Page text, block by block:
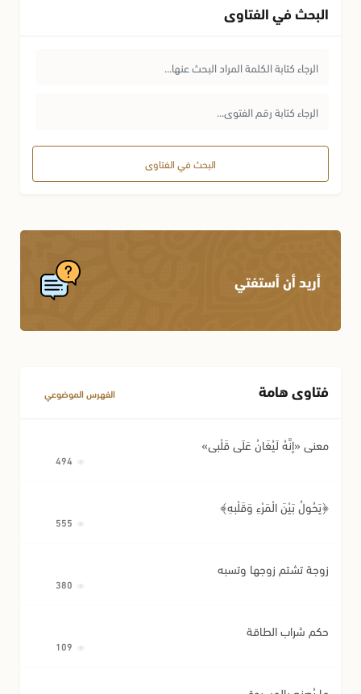
البحث في الفتاوى
البحث في الفتاوى
أريد أن أستفتي
فتاوى هامة الفهرس الموضوعي
معنى «إِنَّهُ لَيُغَانُ عَلَى قَلْبِي»
﴿يَحُولُ بَيْنَ الْمَرْءِ وَقَلْبِهِ﴾
زوجة تشتم زوجها وتسبه
حكم شراب الطاقة